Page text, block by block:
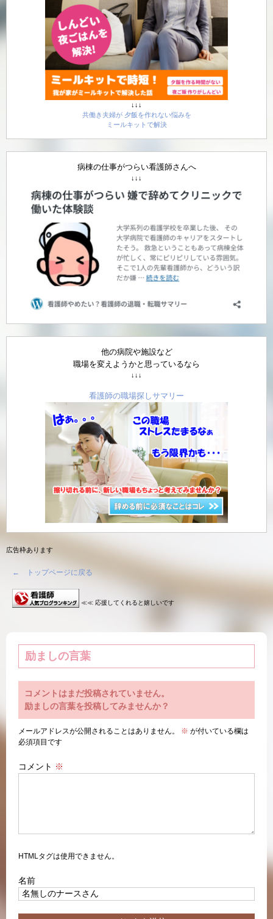
↓↓↓
共働き夫婦が 夕飯を作れない悩みを
ミールキットで解決
病棟の仕事がつらい看護師さんへ
↓↓↓
他の病院や施設など
職場を変えようかと思っているなら
↓↓↓
看護師の職場探しサマリー
広告枠あります
← トップページに戻る
≪≪ 応援してくれると嬉しいです
励ましの言葉
コメントはまだ投稿されていません。
励ましの言葉を投稿してみませんか？
メールアドレスが公開されることはありません。 ※ が付いている欄は
必須項目です
コメント ※
HTMLタグは使用できません。
名前